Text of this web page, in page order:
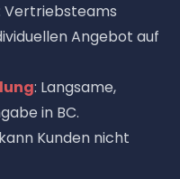
Vertriebsteams
Angebot auf
: Langsame,
in BC.
kann Kunden nicht